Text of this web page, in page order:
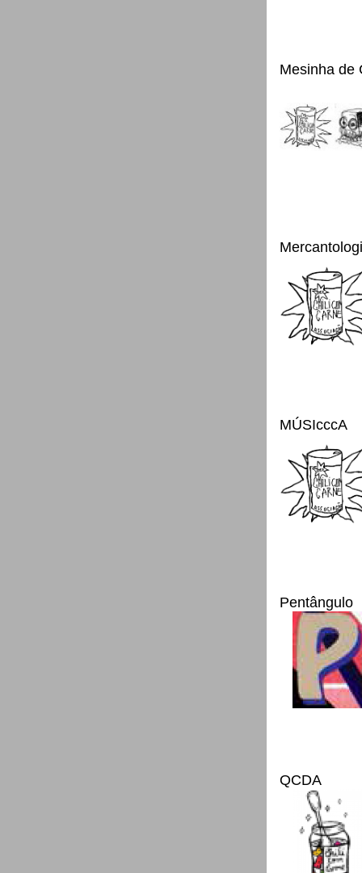
Mesinha de
MÚSIcccA
Pentângulo
QCDA